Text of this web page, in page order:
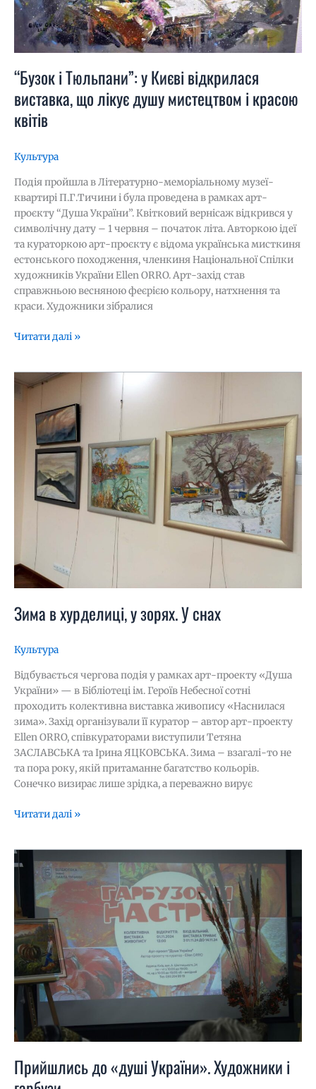
“Бузок і Тюльпани”: у Києві відкрилася
виставка, що лікує душу мистецтвом і красою
квітів
Культура
Подія пройшла в Літературно-меморіальному музеї-
квартирі П.Г.Тичини і була проведена в рамках арт-
проєкту “Душа України”. Квітковий вернісаж відкрився у
символічну дату – 1 червня – початок літа. Авторкою ідеї
та кураторкою арт-проєкту є відома українська мисткиня
естонського походження, членкиня Національної Спілки
художників України Ellen ORRO. Арт-захід став
справжньою весняною феєрією кольору, натхнення та
краси. Художники зібралися
душу
мистецтвом
красою
квітів
Читати далі »
Зима в хурделиці, у зорях. У снах
Культура
Відбувається чергова подія у рамках арт-проекту «Душа
України» — в Бібліотеці ім. Героїв Небесної сотні
проходить колективна виставка живопису «Наснилася
зима». Захід організували її куратор – автор арт-проекту
Ellen ORRO, співкураторами виступили Тетяна
ЗАСЛАВСЬКА та Ірина ЯЦКОВСЬКА. Зима – взагалі-то не
та пора року, якій притаманне багатство кольорів.
Сонечко визирає лише зрідка, а переважно вирує
Зима
в
хурделиці,
зорях.
снах
Читати далі »
Прийшлись до «душі України». Художники і
Прийшлись
«душі
України».
Художники
і
гарбузи